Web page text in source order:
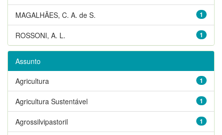
1
MAGALHÃES, C. A. de S.
1
ROSSONI, A. L.
Assunto
1
Agricultura
1
Agricultura Sustentável
1
Agrossilvipastoril